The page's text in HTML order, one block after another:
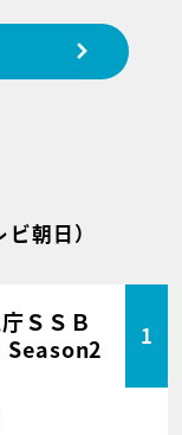
ビ朝日）
ＳＳＢ
Season2
1